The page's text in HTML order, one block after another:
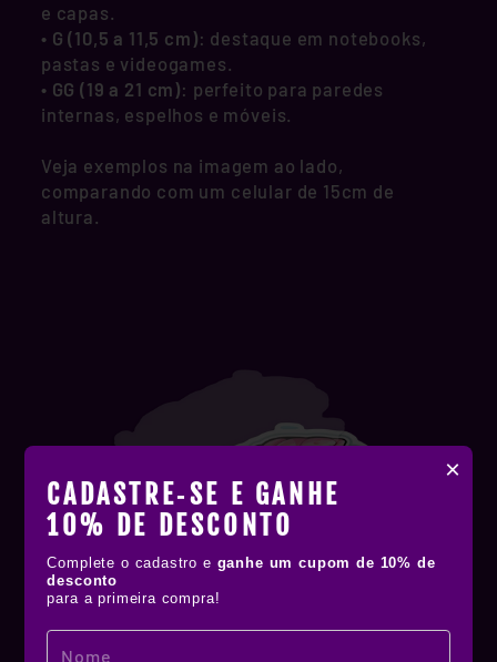
×
CADASTRE‑SE E GANHE
10% DE DESCONTO
Complete o cadastro e ganhe um cupom de 10% de
desconto
para a primeira compra!
e capas.
• G (10,5 a 11,5 cm): destaque em notebooks,
pastas e videogames.
• GG (19 a 21 cm): perfeito para paredes
internas, espelhos e móveis.
Veja exemplos na imagem ao lado,
comparando com um celular de 15cm de
altura.